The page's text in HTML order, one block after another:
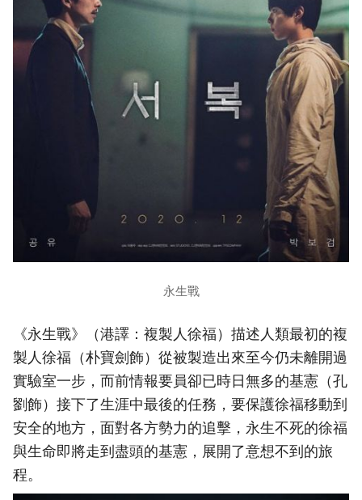
永生戰
《永生戰》（港譯：複製人徐福）描述人類最初的複
製人徐福（朴寶劍飾）從被製造出來至今仍未離開過
實驗室一步，而前情報要員卻已時日無多的基憲（孔
劉飾）接下了生涯中最後的任務，要保護徐福移動到
安全的地方，面對各方勢力的追擊，永生不死的徐福
與生命即將走到盡頭的基憲，展開了意想不到的旅
程。